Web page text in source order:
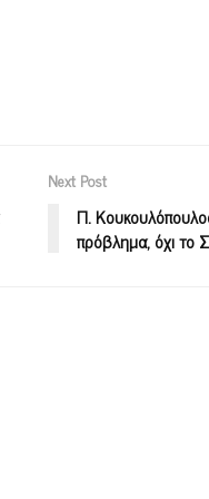
Next Post
Π.
πρόβλημα, όχι το